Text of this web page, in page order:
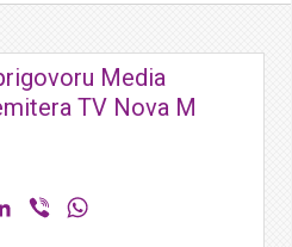
Media
TV Nova M
LinkedIn
Viber